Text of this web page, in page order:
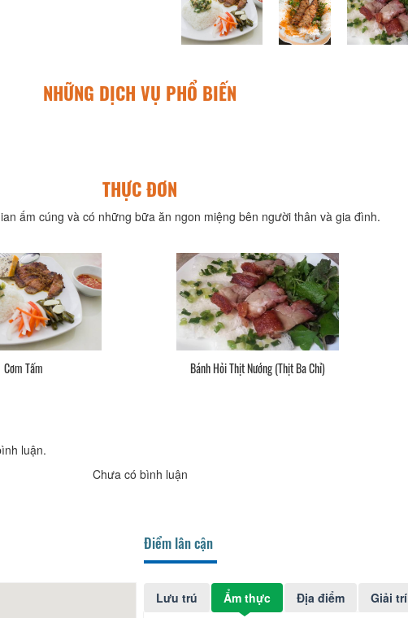
NHỮNG DỊCH VỤ PHỔ BIẾN
THỰC ĐƠN
ấm cúng và có những bữa ăn ngon miệng bên người thân và gia đình.
Cơm Tấm Bánh Hỏi Thịt Nướng (Thịt Ba Chỉ)
luận.
Chưa có bình luận
Điểm lân cận
Lưu trú Ẩm thực Địa điểm Giải trí